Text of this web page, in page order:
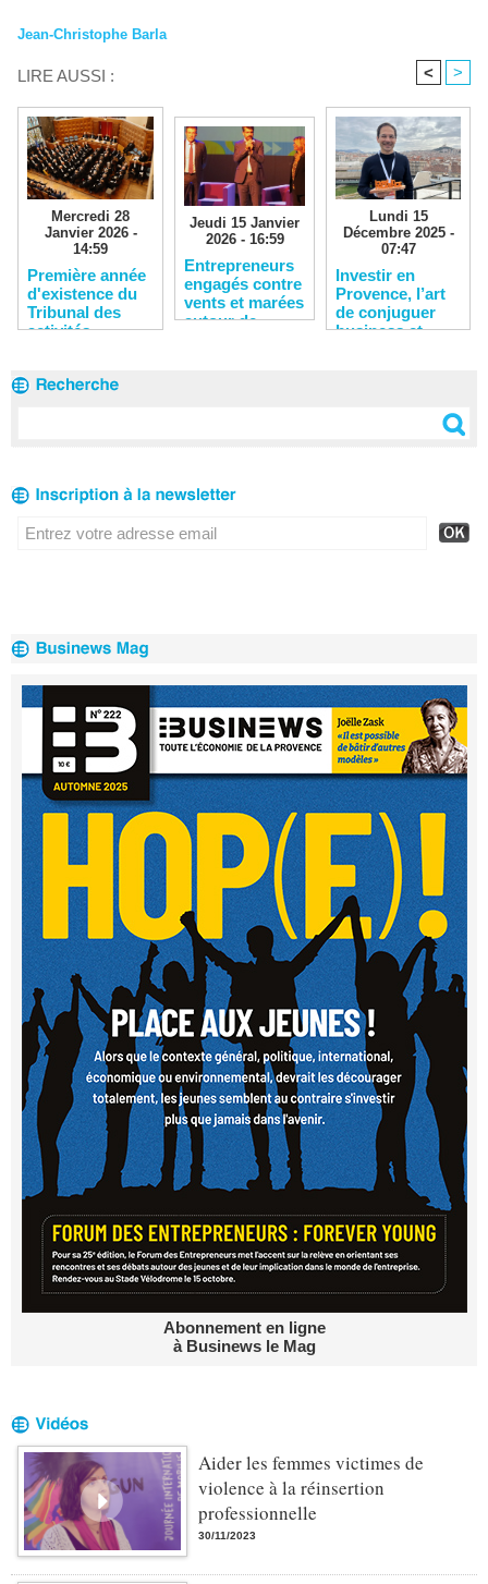
Jean-Christophe Barla
LIRE AUSSI : < >
Mercredi 28
Janvier 2026 -
14:59
​Première année
d'existence du
Tribunal des
activités
Jeudi 15 Janvier
2026 - 16:59
Entrepreneurs
engagés contre
vents et marées
autour de
Lundi 15
Décembre 2025 -
07:47
​Investir en
Provence, l’art
de conjuguer
business et
Abonnement en ligne
à Businews le Mag
Aider les femmes victimes de
violence à la réinsertion
professionnelle
30/11/2023